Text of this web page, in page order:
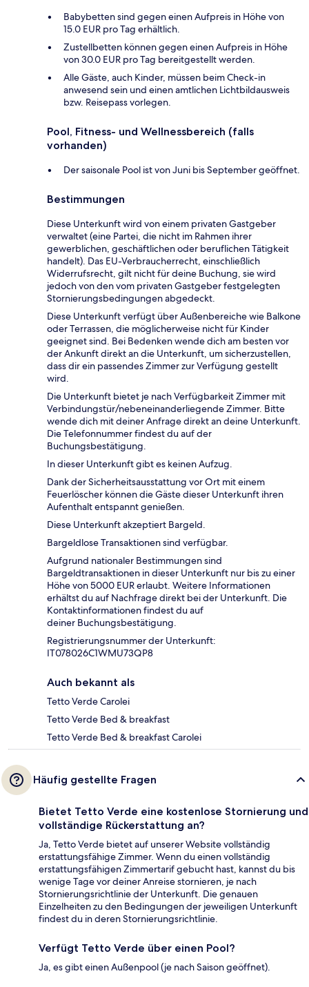
Babybetten sind gegen einen Aufpreis in Höhe von
15.0 EUR pro Tag erhältlich.
Zustellbetten können gegen einen Aufpreis in Höhe
von 30.0 EUR pro Tag bereitgestellt werden.
Alle Gäste, auch Kinder, müssen beim Check-in
anwesend sein und einen amtlichen Lichtbildausweis
bzw. Reisepass vorlegen.
Pool, Fitness- und Wellnessbereich (falls
vorhanden)
Der saisonale Pool ist von Juni bis September geöffnet.
Bestimmungen
Diese Unterkunft wird von einem privaten Gastgeber
verwaltet (eine Partei, die nicht im Rahmen ihrer
gewerblichen, geschäftlichen oder beruflichen Tätigkeit
handelt). Das EU-Verbraucherrecht, einschließlich
Widerrufsrecht, gilt nicht für deine Buchung, sie wird
jedoch von den vom privaten Gastgeber festgelegten
Stornierungsbedingungen abgedeckt.
Diese Unterkunft verfügt über Außenbereiche wie Balkone
oder Terrassen, die möglicherweise nicht für Kinder
geeignet sind. Bei Bedenken wende dich am besten vor
der Ankunft direkt an die Unterkunft, um sicherzustellen,
dass dir ein passendes Zimmer zur Verfügung gestellt
wird.
Die Unterkunft bietet je nach Verfügbarkeit Zimmer mit
Verbindungstür/nebeneinanderliegende Zimmer. Bitte
wende dich mit deiner Anfrage direkt an deine Unterkunft.
Die Telefonnummer findest du auf der
Buchungsbestätigung.
In dieser Unterkunft gibt es keinen Aufzug.
Dank der Sicherheitsausstattung vor Ort mit einem
Feuerlöscher können die Gäste dieser Unterkunft ihren
Aufenthalt entspannt genießen.
Diese Unterkunft akzeptiert Bargeld.
Bargeldlose Transaktionen sind verfügbar.
Aufgrund nationaler Bestimmungen sind
Bargeldtransaktionen in dieser Unterkunft nur bis zu einer
Höhe von 5000 EUR erlaubt. Weitere Informationen
erhältst du auf Nachfrage direkt bei der Unterkunft. Die
Kontaktinformationen findest du auf
deiner Buchungsbestätigung.
Registrierungsnummer der Unterkunft:
IT078026C1WMU73QP8
Auch bekannt als
Tetto Verde Carolei
Tetto Verde Bed & breakfast
Tetto Verde Bed & breakfast Carolei
Häufig gestellte Fragen
Bietet Tetto Verde eine kostenlose Stornierung und
vollständige Rückerstattung an?
Ja, Tetto Verde bietet auf unserer Website vollständig
erstattungsfähige Zimmer. Wenn du einen vollständig
erstattungsfähigen Zimmertarif gebucht hast, kannst du bis
wenige Tage vor deiner Anreise stornieren, je nach
Stornierungsrichtlinie der Unterkunft. Die genauen
Einzelheiten zu den Bedingungen der jeweiligen Unterkunft
findest du in deren Stornierungsrichtlinie.
Verfügt Tetto Verde über einen Pool?
Ja, es gibt einen Außenpool (je nach Saison geöffnet).